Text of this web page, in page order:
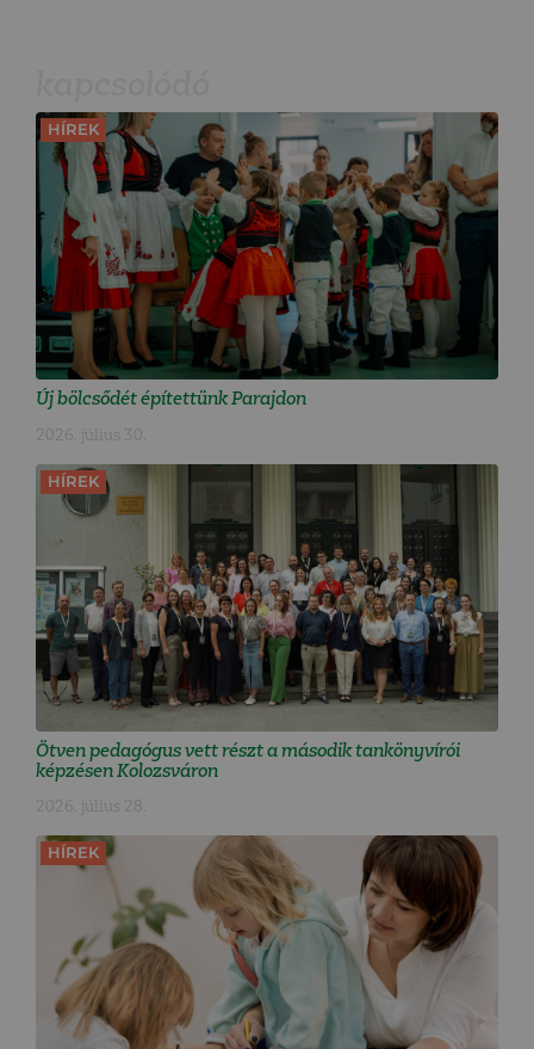
HÍREK
Új bölcsődét építettünk Parajdon
2026. július 30.
HÍREK
Ötven pedagógus vett részt a második tankönyvírói
képzésen Kolozsváron
2026. július 28.
HÍREK